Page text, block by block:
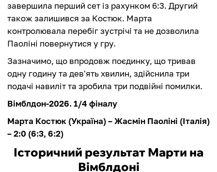
завершила перший сет із рахунком 6:3. Другий
також залишився за Костюк. Марта
контролювала перебіг зустрічі та не дозволила
Паоліні повернутися у гру.
Зазначимо, що впродовж поєдинку, що тривав
одну годину та дев'ять хвилин, здійснила три
подачі навиліт та зробила три подвійні помилки.
Вімблдон-2026. 1/4 фіналу
Марта Костюк (Україна) – Жасмін Паоліні (Італія)
– 2:0 (6:3, 6:2)
Історичний результат Марти на
Вімблдоні